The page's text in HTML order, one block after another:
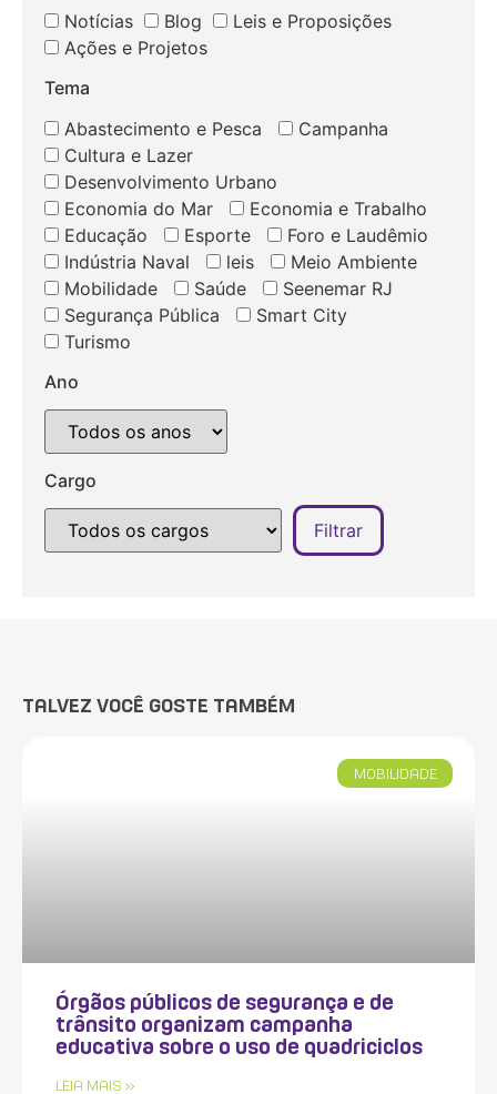
Notícias
Blog
Leis e Proposições
Ações e Projetos
Tema
Abastecimento e Pesca
Campanha
Cultura e Lazer
Desenvolvimento Urbano
Economia do Mar
Economia e Trabalho
Educação
Esporte
Foro e Laudêmio
Indústria Naval
leis
Meio Ambiente
Mobilidade
Saúde
Seenemar RJ
Segurança Pública
Smart City
Turismo
Ano
Cargo
TALVEZ VOCÊ GOSTE TAMBÉM
MOBILIDADE
Órgãos públicos de segurança e de
trânsito organizam campanha
educativa sobre o uso de quadriciclos
LEIA MAIS »